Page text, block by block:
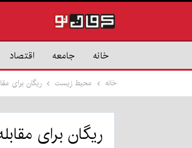
خانه جامعه اقتصاد
خانه محیط زیست ریگان برای
ریگان برای